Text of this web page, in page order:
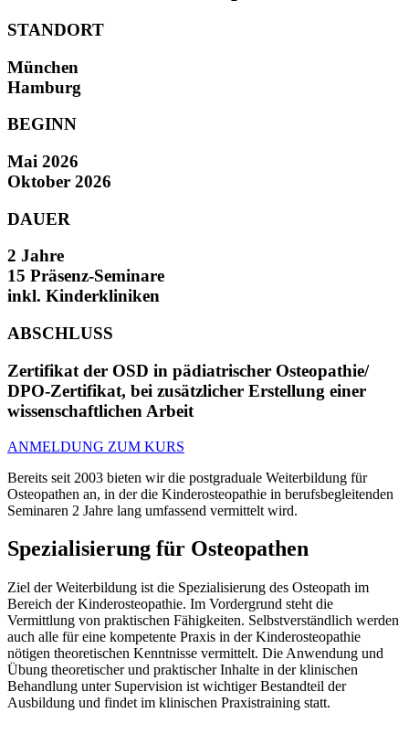
STANDORT
München
Hamburg
BEGINN
Mai 2026
Oktober 2026
DAUER
2 Jahre
15 Präsenz-Seminare
inkl. Kinderkliniken
ABSCHLUSS
Zertifikat der OSD in pädiatrischer Osteopathie/
DPO-Zertifikat, bei zusätzlicher Erstellung einer
wissenschaftlichen Arbeit
ANMELDUNG ZUM KURS
Bereits seit 2003 bieten wir die postgraduale Weiterbildung für
Osteopathen an, in der die Kinderosteopathie in berufsbegleitenden
Seminaren 2 Jahre lang umfassend vermittelt wird.
Spezialisierung für Osteopathen
Ziel der Weiterbildung ist die Spezialisierung des Osteopath im
Bereich der Kinderosteopathie. Im Vordergrund steht die
Vermittlung von praktischen Fähigkeiten. Selbstverständlich werden
auch alle für eine kompetente Praxis in der Kinderosteopathie
nötigen theoretischen Kenntnisse vermittelt. Die Anwendung und
Übung theoretischer und praktischer Inhalte in der klinischen
Behandlung unter Supervision ist wichtiger Bestandteil der
Ausbildung und findet im klinischen Praxistraining statt.